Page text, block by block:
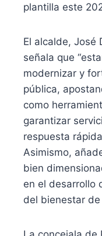
plantilla este
El alcalde, José
señala que
modernizar y
pública,
como
garantizar
respuesta
Asimismo,
bien
en el desarrollo
del bienestar de